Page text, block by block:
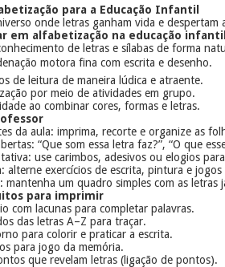
para a Educação Infantil
onde letras ganham vida e despertam
em alfabetização na educação
de letras e sílabas de forma
motora fina com escrita e desenho.
de leitura de maneira lúdica e atraente.
por meio de atividades em grupo.
ao combinar cores, formas e letras.
da aula: imprima, recorte e organize as
“Que som essa letra faz?”, “O que
use carimbos, adesivos ou elogios
alterne exercícios de escrita, pintura e
mantenha um quadro simples com as letras
para imprimir
com lacunas para completar palavras.
das letras A–Z para traçar.
para colorir e praticar a escrita.
para jogo da memória.
que revelam letras (ligação de pontos).